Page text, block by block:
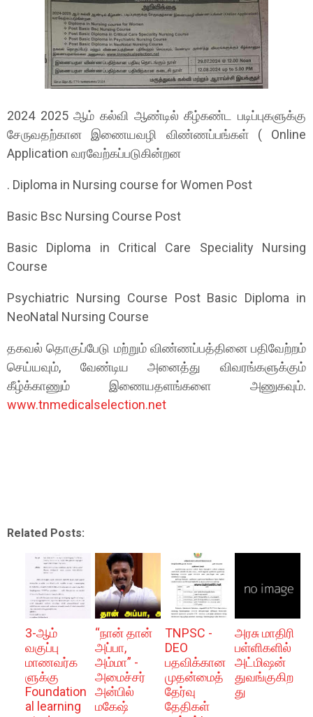
2024 2025 ஆம் கல்வி ஆண்டில் கீழ்கண்ட படிப்புகளுக்கு
சேருவதற்கான இணையவழி விண்ணப்பங்கள் ( Online
Application வரவேற்கப்படுகின்றன
. Diploma in Nursing course for Women Post
Basic Bsc Nursing Course Post
Basic Diploma in Critical Care Speciality Nursing
Course
Psychiatric Nursing Course Post Basic Diploma in
NeoNatal Nursing Course
தகவல் தொகுப்பேடு மற்றும் விண்ணப்பத்தினை பதிவேற்றம்
செய்யவும், வேண்டிய அனைத்து விவரங்களுக்கும்
கீழ்க்காணும் இணையதளங்களை அணுகவும்.
www.tnmedicalselection.net
Related Posts:
3-ஆம்
வகுப்பு
மாணவர்க
ளுக்கு
Foundation
al learning
“நான் தான்
அப்பா,
அம்மா” -
அமைச்சர்
அன்பில்
மகேஷ்
TNPSC -
DEO
பதவிக்கான
முதன்மைத்
தேர்வு
தேதிகள்
அரசு மாதிரி
பள்ளிகளில்
அட்மிஷன்
துவங்குகிற
து